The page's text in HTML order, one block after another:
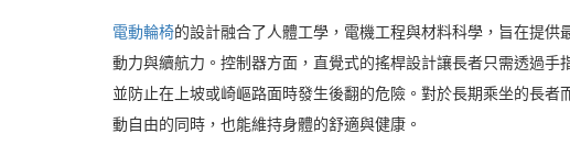
電動輪椅的設計融合了人體工學，電機工程與材料科學，旨在提
動力與續航力。控制器方面，直覺式的搖桿設計讓長者只需透過
並防止在上坡或崎嶇路面時發生後翻的危險。對於長期乘坐的長
動自由的同時，也能維持身體的舒適與健康。